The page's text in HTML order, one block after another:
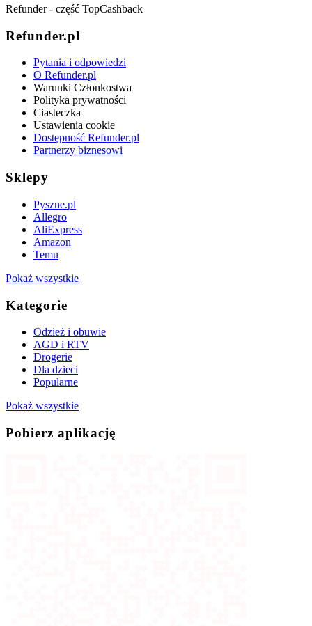
Refunder - część TopCashback
Refunder.pl
Pytania i odpowiedzi
O Refunder.pl
Warunki Członkostwa
Polityka prywatności
Ciasteczka
Ustawienia cookie
Dostępność Refunder.pl
Partnerzy biznesowi
Sklepy
Pyszne.pl
Allegro
AliExpress
Amazon
Temu
Pokaż wszystkie
Kategorie
Odzież i obuwie
AGD i RTV
Drogerie
Dla dzieci
Popularne
Pokaż wszystkie
Pobierz aplikację